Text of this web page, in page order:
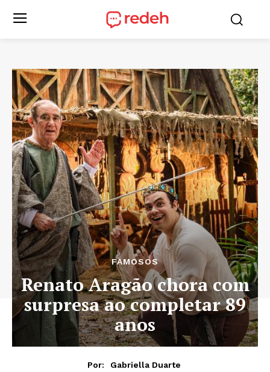
FAMOSOS
Renato Aragão chora com
surpresa ao completar 89
anos
Por:
Gabriella Duarte